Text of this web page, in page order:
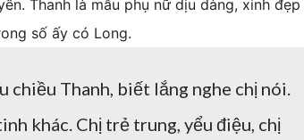
Thanh là mẫu phụ nữ dịu dàng, xinh đẹp
số ấy có Long.
Thanh, biết lắng nghe chị nói.
khác. Chị trẻ trung, yểu điệu, chị